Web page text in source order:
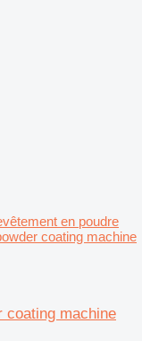
en poudre
coating machine
coating machine